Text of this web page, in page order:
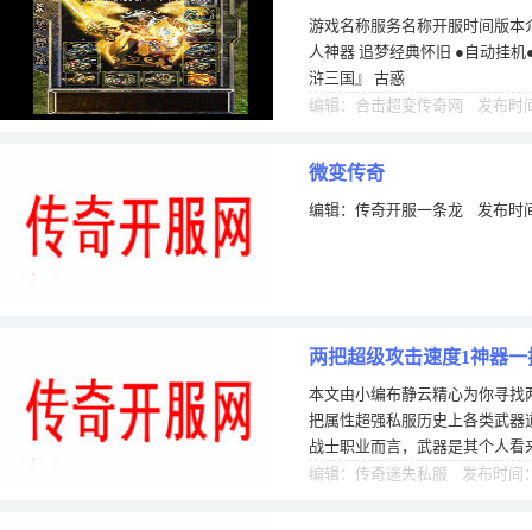
游戏名称服务名称开服时间版本
人神器 追梦经典怀旧 ●自动挂
浒三国』 古惑
编辑：合击超变传奇网 发布时
微变传奇
编辑：传奇开服一条龙 发布时
两把超级攻击速度1神器
本文由小编布静云精心为你寻
把属性超强私服历史上各类武
战士职业而言，武器是其个人
一下那关于战士玩家的超强加持
编辑：传奇迷失私服 发布时间